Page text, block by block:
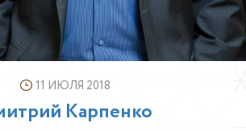
11 ИЮЛЯ 2018
Карпенко